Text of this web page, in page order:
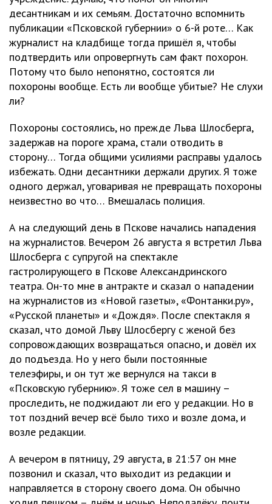
десантникам и их семьям. Достаточно вспомнить
публикации «Псковской губернии» о 6-й роте… Как
журналист на кладбище тогда пришёл я, чтобы
подтвердить или опровергнуть сам факт похорон.
Потому что было непонятно, состоятся ли
похороны вообще. Есть ли вообще убитые? Не слухи
ли?
Похороны состоялись, но прежде Льва Шлосберга,
задержав на пороге храма, стали отводить в
сторону… Тогда общими усилиями расправы удалось
избежать. Одни десантники держали других. Я тоже
одного держал, уговаривая не превращать похороны
неизвестно во что… Вмешалась полиция.
А на следующий день в Пскове начались нападения
на журналистов. Вечером 26 августа я встретил Льва
Шлосберга с супругой на спектакле
гастролирующего в Пскове Александринского
театра. Он-то мне в антракте и сказал о нападении
на журналистов из «Новой газеты», «Фонтанки.ру»,
«Русской планеты» и «Дождя». После спектакля я
сказал, что домой Льву Шлосбергу с женой без
сопровождающих возвращаться опасно, и довёл их
до подъезда. Но у него были постоянные
телеэфиры, и он тут же вернулся на такси в
«Псковскую губернию». Я тоже сел в машину –
проследить, не поджидают ли его у редакции. Но в
тот поздний вечер всё было тихо и возле дома, и
возле редакции.
А вечером в пятницу, 29 августа, в 21:57 он мне
позвонил и сказал, что выходит из редакции и
направляется в сторону своего дома. Он обычно